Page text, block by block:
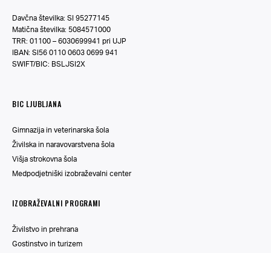
Davčna številka: SI 95277145
Matična številka: 5084571000
TRR: 01100 – 6030699941 pri UJP
IBAN: SI56 0110 0603 0699 941
SWIFT/BIC: BSLJSI2X
BIC LJUBLJANA
Gimnazija in veterinarska šola
Živilska in naravovarstvena šola
Višja strokovna šola
Medpodjetniški izobraževalni center
IZOBRAŽEVALNI PROGRAMI
Živilstvo in prehrana
Gostinstvo in turizem